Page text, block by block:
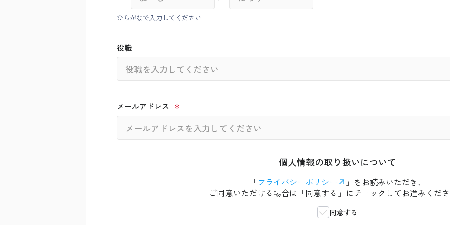
ひらがなで入力してください
役職
メールアドレス
個人情報の取り扱いについて
「プライバシーポリシー
」をお読みいただき、
ご同意いただける場合は「同意する」にチェックしてお進みくだ
同意する